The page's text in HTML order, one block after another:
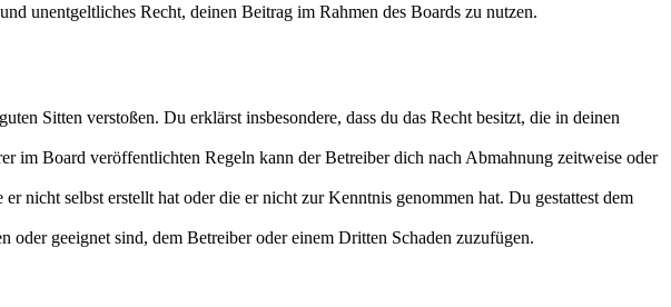
unentgeltliches Recht, deinen Beitrag im Rahmen des Boards zu nutzen.
Sitten verstoßen. Du erklärst insbesondere, dass du das Recht besitzt, die in deinen
im Board veröffentlichten Regeln kann der Betreiber dich nach Abmahnung zeitweise oder
nicht selbst erstellt hat oder die er nicht zur Kenntnis genommen hat. Du gestattest dem
oder geeignet sind, dem Betreiber oder einem Dritten Schaden zuzufügen.